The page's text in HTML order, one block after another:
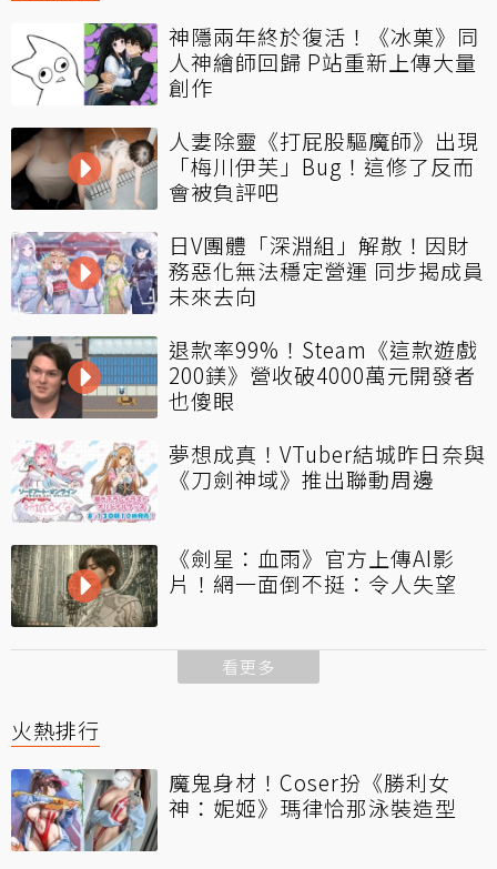
神隱兩年終於復活！《冰菓》同
人神繪師回歸 P站重新上傳大量
創作
人妻除靈《打屁股驅魔師》出現
「梅川伊芙」Bug！這修了反而
會被負評吧
日V團體「深淵組」解散！因財
務惡化無法穩定營運 同步揭成員
未來去向
退款率99%！Steam《這款遊戲
200鎂》營收破4000萬元開發者
也傻眼
夢想成真！VTuber結城昨日奈與
《刀劍神域》推出聯動周邊
《劍星：血雨》官方上傳AI影
片！網一面倒不挺：令人失望
看更多
火熱排行
魔鬼身材！Coser扮《勝利女
神：妮姬》瑪律恰那泳裝造型